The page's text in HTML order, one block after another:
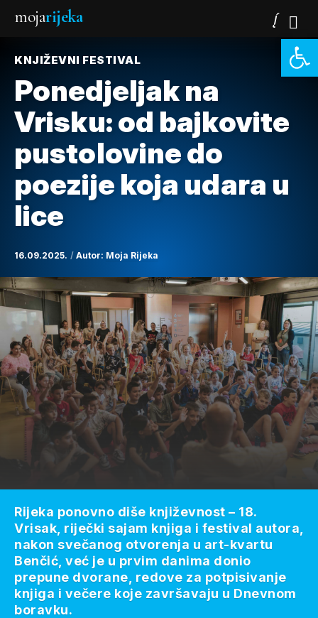
mojarijeka
KNJIŽEVNI FESTIVAL
Ponedjeljak na
Vrisku: od bajkovite
pustolovine do
poezije koja udara u
lice
16.09.2025. Autor: Moja Rijeka
Rijeka ponovno diše književnost – 18.
Vrisak, riječki sajam knjiga i festival autora,
nakon svečanog otvorenja u art-kvartu
Benčić, već je u prvim danima donio
prepune dvorane, redove za potpisivanje
knjiga i večere koje završavaju u Dnevnom
boravku.